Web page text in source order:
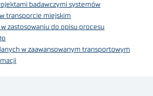
badawczymi systemów
transporcie miejskim
zastosowaniu do opisu procesu
w zaawansowanym transportowym